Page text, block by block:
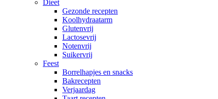
Dieet
Gezonde recepten
Koolhydraatarm
Glutenvrij
Lactosevrij
Notenvrij
Suikervrij
Feest
Borrelhapjes en snacks
Bakrecepten
Verjaardag